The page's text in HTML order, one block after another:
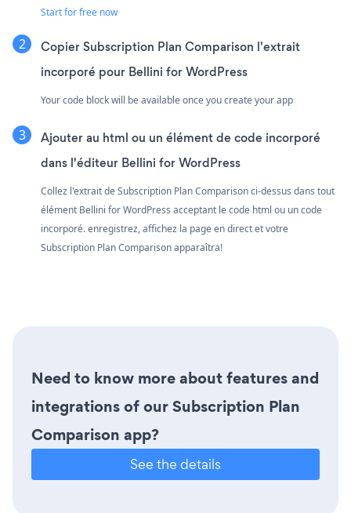
Start for free now
Copier Subscription Plan Comparison l'extrait
incorporé pour Bellini for WordPress
Your code block will be available once you create your app
Ajouter au html ou un élément de code incorporé
dans l'éditeur Bellini for WordPress
Collez l'extrait de Subscription Plan Comparison ci-dessus dans tout
élément Bellini for WordPress acceptant le code html ou un code
incorporé. enregistrez, affichez la page en direct et votre
Subscription Plan Comparison apparaîtra!
Need to know more about features and
integrations of our Subscription Plan
Comparison app?
See the details